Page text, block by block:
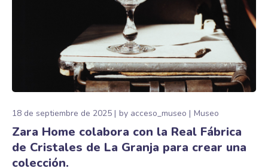
18 de septiembre de 2025 by acceso_museo Museo
Zara Home colabora con la Real Fábrica
de Cristales de La Granja para crear una
colección.